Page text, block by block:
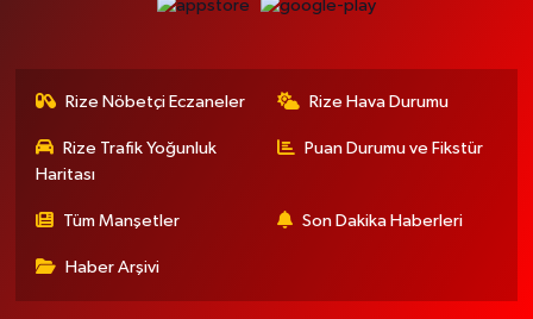
Rize Nöbetçi Eczaneler Rize Hava Durumu
Rize Trafik Yoğunluk
Haritası
Puan Durumu ve Fikstür
Tüm Manşetler Son Dakika Haberleri
Haber Arşivi